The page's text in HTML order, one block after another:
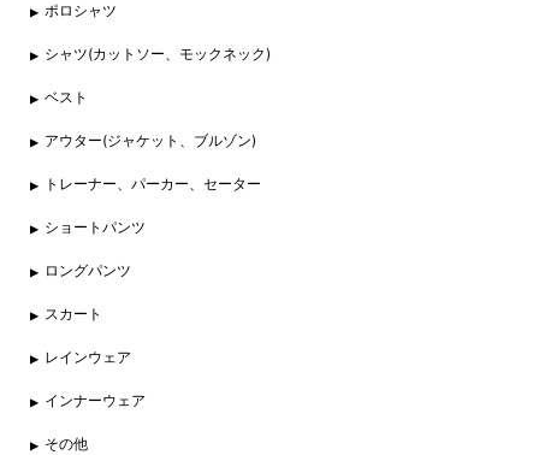
ポロシャツ
シャツ(カットソー、モックネック)
ベスト
アウター(ジャケット、ブルゾン)
トレーナー、パーカー、セーター
ショートパンツ
ロングパンツ
スカート
レインウェア
インナーウェア
その他